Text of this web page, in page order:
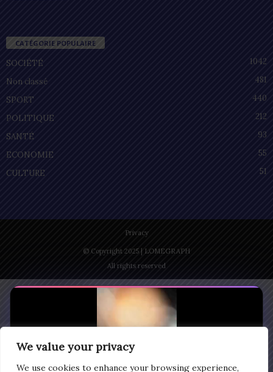
We value your privacy
We use cookies to enhance your browsing experience,
CATÉGORIE POPULAIRE
SOCIÉTÉ
1042
Non classé
481
SPORT
440
POLITIQUE
212
SANTÉ
93
ECONOMIE
55
CULTURE
51
Privacy
© Copyright 2025 | LOMEGRAPH
All rights reserved